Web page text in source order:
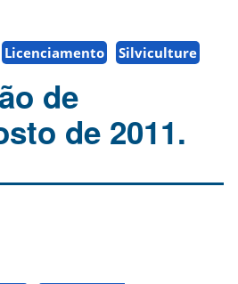
Licenciamento Silviculture
de
de 2011.